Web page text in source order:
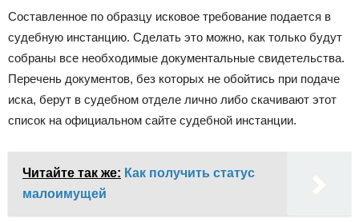
Составленное по образцу исковое требование подается в
судебную инстанцию. Сделать это можно, как только будут
собраны все необходимые документальные свидетельства.
Перечень документов, без которых не обойтись при подаче
иска, берут в судебном отделе лично либо скачивают этот
список на официальном сайте судебной инстанции.
Читайте так же: Как получить статус
малоимущей